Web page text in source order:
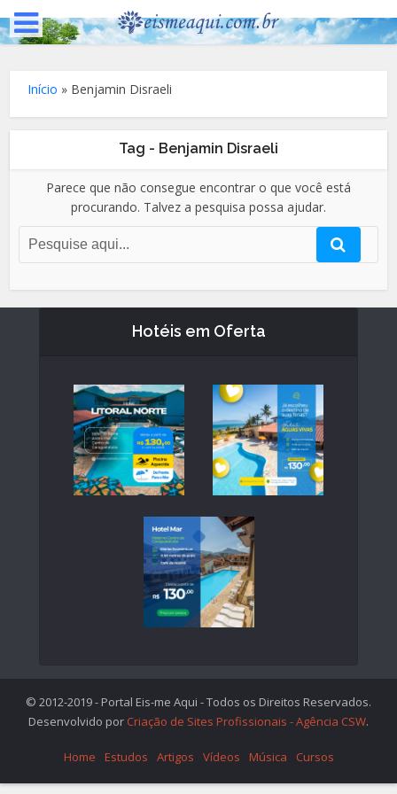
Início » Benjamin Disraeli
Tag - Benjamin Disraeli
Parece que não consegue encontrar o que você está
procurando. Talvez a pesquisa possa ajudar.
Hotéis em Oferta
© 2012-2019 - Portal Eis-me Aqui - Todos os Direitos Reservados.
Desenvolvido por Criação de Sites Profissionais - Agência CSW.
Home Estudos Artigos Vídeos Música Cursos